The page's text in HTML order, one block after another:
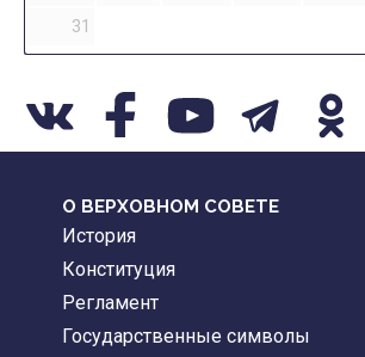
31
О ВЕРХОВНОМ СОВЕТЕ
История
Конституция
Регламент
Государственные символы